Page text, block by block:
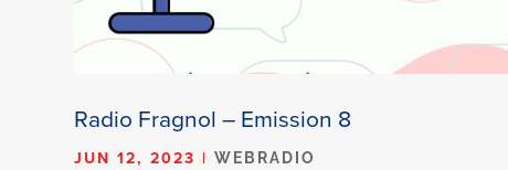
Radio Fragnol – Emission 8
JUN 12, 2023 |WEBRADIO